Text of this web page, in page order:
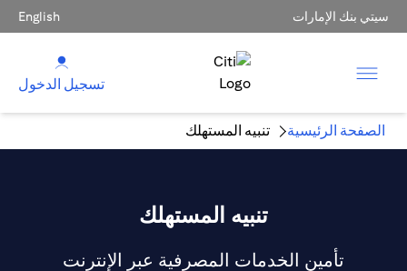
سيتي بنك الإمارات English
تسجيل الدخول
الصفحة الرئيسية تنبيه المستهلك
تنبيه المستهلك
تأمين الخدمات المصرفية عبر الإنترنت